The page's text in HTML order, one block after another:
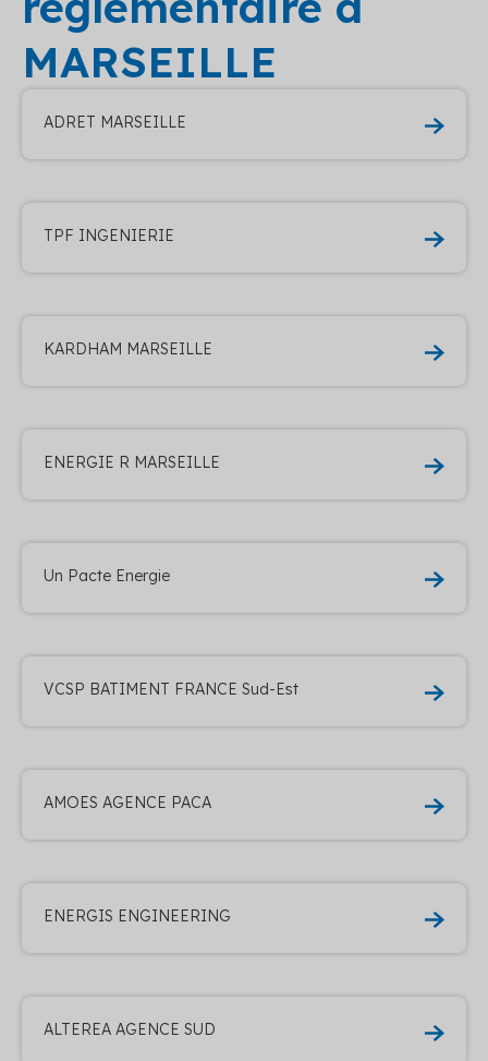
MARSEILLE
ADRET MARSEILLE
TPF INGENIERIE
KARDHAM MARSEILLE
ENERGIE R MARSEILLE
Un Pacte Energie
VCSP BATIMENT FRANCE Sud-Est
AMOES AGENCE PACA
ENERGIS ENGINEERING
ALTEREA AGENCE SUD